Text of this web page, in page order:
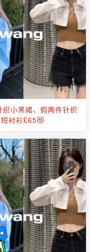
小黑裙、假两件针织
衬衫£65😻